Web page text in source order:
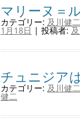
マリーヌ＝
カテゴリー: 及川健
1月18日 | 投稿者:
チュニジア
カテゴリー: 及川健
健二